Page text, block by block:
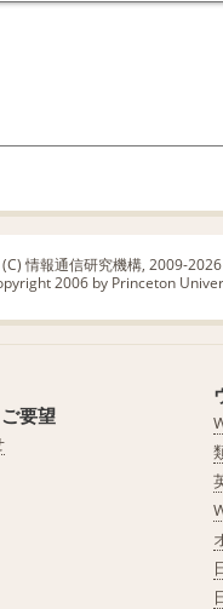
情報通信研究機構, 2009-2026
2006 by Princeton
要望